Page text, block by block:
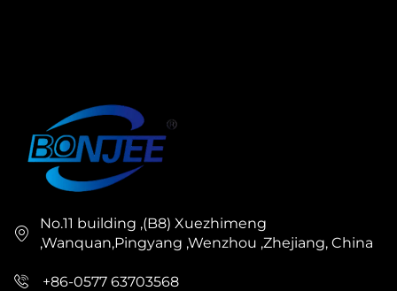
No.11 building ,(B8) Xuezhimeng
,Wanquan,Pingyang ,Wenzhou ,Zhejiang, China
+86-0577 63703568